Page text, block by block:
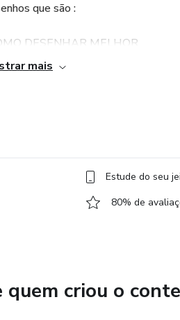
que são :
DESENHAR MELHOR
a passo o caminho para começar
esse super lançamento para
mais
Estude do seu
80% de
quem criou o